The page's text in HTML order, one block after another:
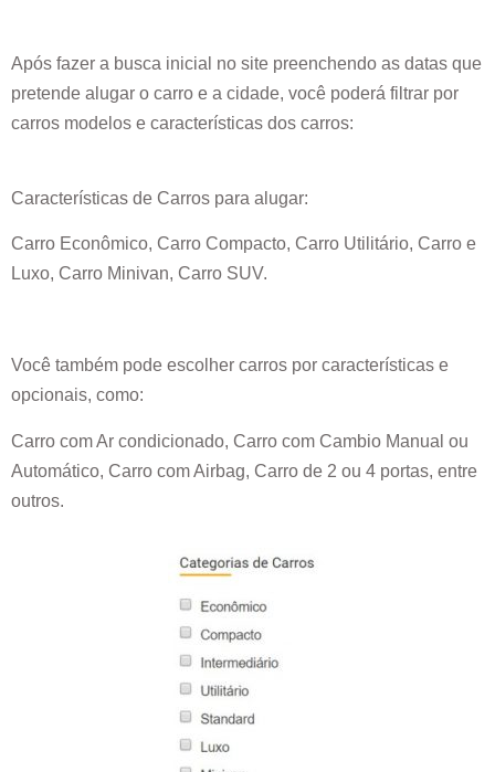
Após fazer a busca inicial no site preenchendo as datas que
pretende alugar o carro e a cidade, você poderá filtrar por
carros modelos e características dos carros:
Características de Carros para alugar:
Carro Econômico, Carro Compacto, Carro Utilitário, Carro e
Luxo, Carro Minivan, Carro SUV.
Você também pode escolher carros por características e
opcionais, como:
Carro com Ar condicionado, Carro com Cambio Manual ou
Automático, Carro com Airbag, Carro de 2 ou 4 portas, entre
outros.